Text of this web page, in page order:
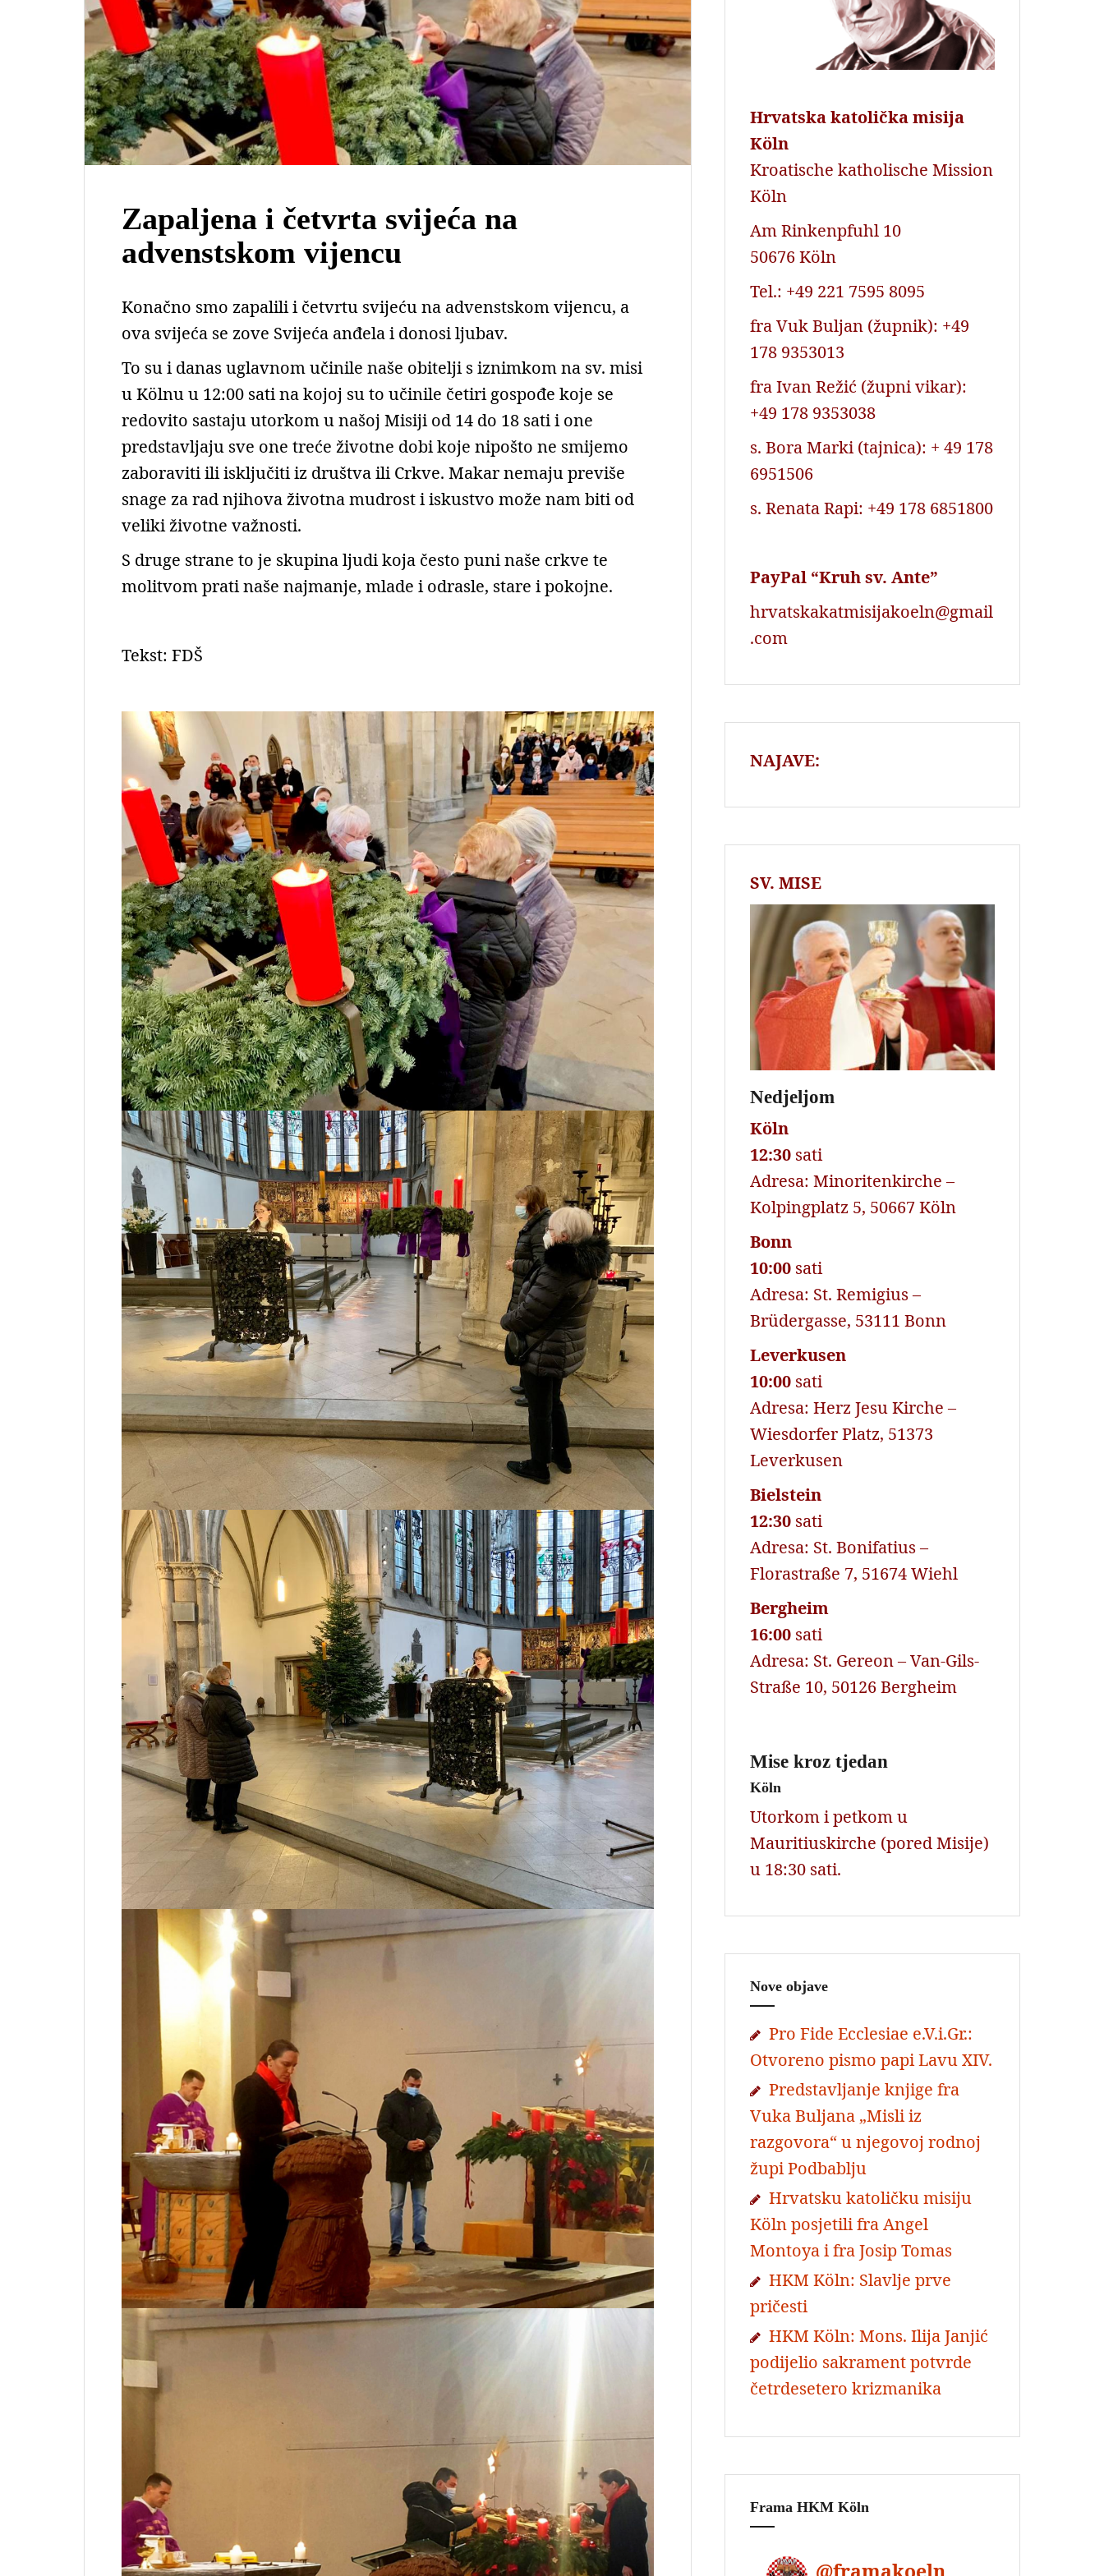
Zapaljena i četvrta svijeća na
advenstskom vijencu
Konačno smo zapalili i četvrtu svijeću na advenstskom vijencu, a
ova svijeća se zove Svijeća anđela i donosi ljubav.
To su i danas uglavnom učinile naše obitelji s iznimkom na sv. misi
u Kölnu u 12:00 sati na kojoj su to učinile četiri gospođe koje se
redovito sastaju utorkom u našoj Misiji od 14 do 18 sati i one
predstavljaju sve one treće životne dobi koje nipošto ne smijemo
zaboraviti ili isključiti iz društva ili Crkve. Makar nemaju previše
snage za rad njihova životna mudrost i iskustvo može nam biti od
veliki životne važnosti.
S druge strane to je skupina ljudi koja često puni naše crkve te
molitvom prati naše najmanje, mlade i odrasle, stare i pokojne.
Tekst: FDŠ
Hrvatska katolička misija
Köln
Kroatische katholische Mission
Köln
Am Rinkenpfuhl 10
50676 Köln
Tel.: +49 221 7595 8095
fra Vuk Buljan (župnik): +49
178 9353013
fra Ivan Režić (župni vikar):
+49 178 9353038
s. Bora Marki (tajnica): + 49 178
6951506
s. Renata Rapi: +49 178 6851800
PayPal “Kruh sv. Ante”
hrvatskakatmisijakoeln@gmail
.com
NAJAVE:
SV. MISE
Nedjeljom
Köln
12:30 sati
Adresa: Minoritenkirche –
Kolpingplatz 5, 50667 Köln
Bonn
10:00 sati
Adresa: St. Remigius –
Brüdergasse, 53111 Bonn
Leverkusen
10:00 sati
Adresa: Herz Jesu Kirche –
Wiesdorfer Platz, 51373
Leverkusen
Bielstein
12:30 sati
Adresa: St. Bonifatius –
Florastraße 7, 51674 Wiehl
Bergheim
16:00 sati
Adresa: St. Gereon – Van-Gils-
Straße 10, 50126 Bergheim
Mise kroz tjedan
Köln
Utorkom i petkom u
Mauritiuskirche (pored Misije)
u 18:30 sati.
Nove objave
Pro Fide Ecclesiae e.V.i.Gr.:
Otvoreno pismo papi Lavu XIV.
Predstavljanje knjige fra
Vuka Buljana „Misli iz
razgovora“ u njegovoj rodnoj
župi Podbablju
Hrvatsku katoličku misiju
Köln posjetili fra Angel
Montoya i fra Josip Tomas
HKM Köln: Slavlje prve
pričesti
HKM Köln: Mons. Ilija Janjić
podijelio sakrament potvrde
četrdesetero krizmanika
Frama HKM Köln